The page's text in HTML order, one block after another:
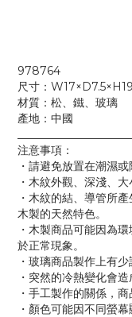
978764
尺寸：
材質：松、鐵、玻璃
產地：中國
注意事項：
・請避免放置在潮濕或
・木紋外觀、深淺、
・木紋的結、導管所
木製的天然特色。
・木製商品可能因為
於正常現象。
・玻璃商品製作上有
・突然的冷熱變化會造
・手工製作的關係，
・顏色可能因不同螢